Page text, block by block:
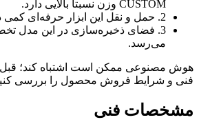
CUSTOM وزن نسبتا بالایی دارد.
2. حمل و نقل این ابزار حرفه‌ای کمی دشوار است.
3. فضای ذخیره‌سازی در این مدل
می‌رسد.
هوش مصنوعی ممکن است اشتباه کند؛
فنی و شرایط فروش محصول را بررسی
مشخصات فنی